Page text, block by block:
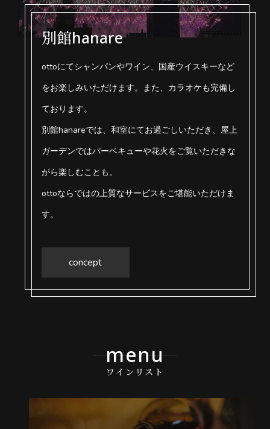
別館hanare
ottoにてシャンパンやワイン、国産ウイスキーなど
をお楽しみいただけます。また、カラオケも完備し
ております。
別館hanareでは、和室にてお過ごしいただき、屋上
ガーデンではバーベキューや花火をご覧いただきな
がら楽しむことも。
ottoならではの上質なサービスをご堪能いただけま
す。
concept
menu
ワインリスト